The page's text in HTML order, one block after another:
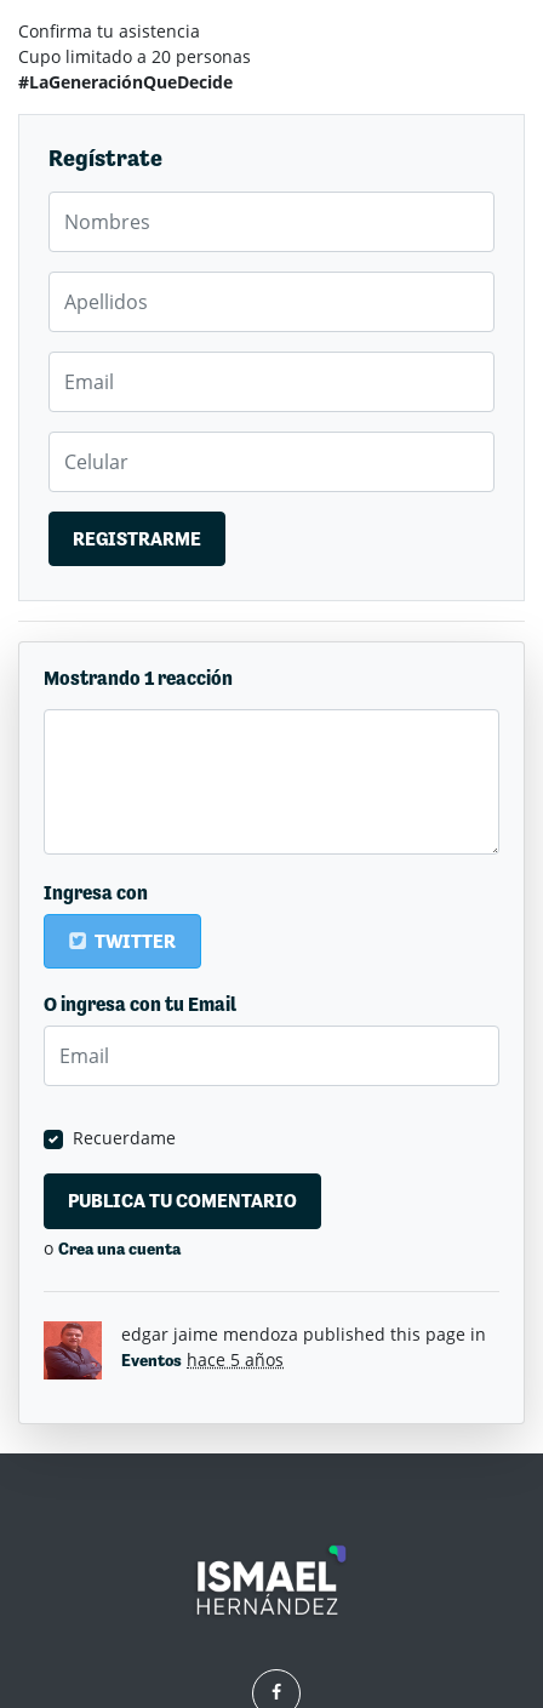
Confirma tu asistencia
Cupo limitado a 20 personas
#LaGeneraciónQueDecide
Regístrate
First Name
Last Name
Email
Mobile phone
Mostrando 1 reacción
Ingresa con
TWITTER
O ingresa con tu Email
Recuerdame
o Crea una cuenta
edgar jaime mendoza published this page in
Eventos hace 5 años